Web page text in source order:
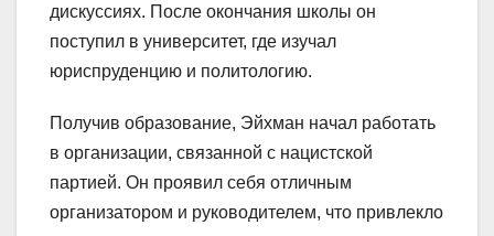
дискуссиях. После окончания школы он
поступил в университет, где изучал
юриспруденцию и политологию.
Получив образование, Эйхман начал работать
в организации, связанной с нацистской
партией. Он проявил себя отличным
организатором и руководителем, что привлекло